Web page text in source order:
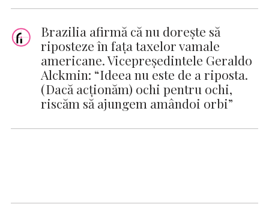
Brazilia afirmă că nu doreşte să
riposteze în faţa taxelor vamale
americane. Vicepreşedintele Geraldo
Alckmin: “Ideea nu este de a riposta.
(Dacă acţionăm) ochi pentru ochi,
riscăm să ajungem amândoi orbi”